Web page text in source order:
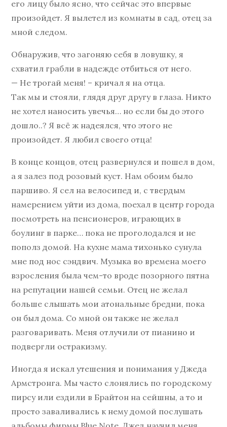
его лицу было ясно, что сейчас это впервые
произойдет. Я вылетел из комнаты в сад, отец за
мной следом.
Обнаружив, что загоняю себя в ловушку, я
схватил грабли в надежде отбиться от него.
— Не трогай меня! – кричал я на отца.
Так мы и стояли, глядя друг другу в глаза. Никто
не хотел наносить увечья… но если бы до этого
дошло..? Я всё ж надеялся, что этого не
произойдет. Я любил своего отца!
В конце концов, отец развернулся и пошел в дом,
а я залез под розовый куст. Нам обоим было
паршиво. Я сел на велосипед и, с твердым
намерением уйти из дома, поехал в центр города
посмотреть на пенсионеров, играющих в
боулинг в парке… пока не проголодался и не
пополз домой. На кухне мама тихонько сунула
мне под нос сэндвич. Музыка во времена моего
взросления была чем-то вроде позорного пятна
на репутации нашей семьи. Отец не желал
больше слышать мои атональные бредни, пока
он был дома. Со мной он также не желал
разговаривать. Меня отлучили от пианино и
подвергли остракизму.
Иногда я искал утешения и понимания у Джеда
Армстронга. Мы часто слонялись по городскому
пирсу или ездили в Брайтон на сейшны, а то и
просто заваливались к нему домой послушать